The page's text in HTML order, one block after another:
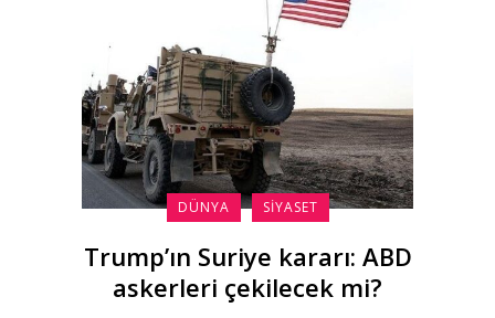
DÜNYA SIYASET
Trump’ın Suriye kararı: ABD
askerleri çekilecek mi?